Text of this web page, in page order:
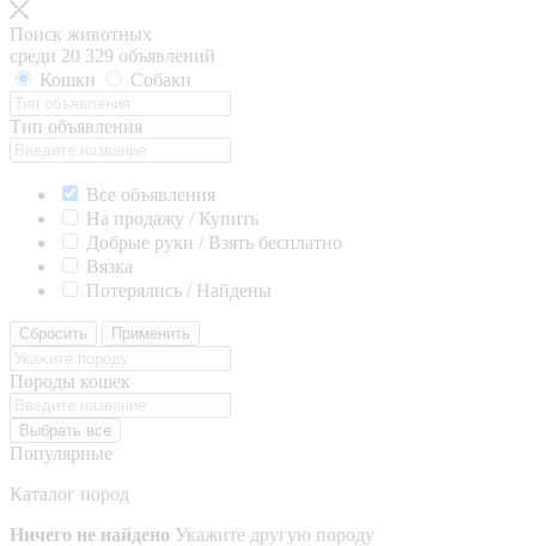
Поиск животных
среди 20 329 объявлений
Кошки
Собаки
Тип объявления
Все объявления
На продажу / Купить
Добрые руки / Взять бесплатно
Вязка
Потерялись / Найдены
Сбросить Применить
Породы кошек
Выбрать все
Популярные
Каталог пород
Ничего не найдено Укажите другую породу